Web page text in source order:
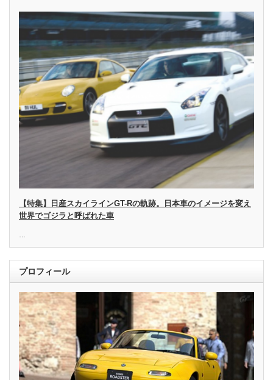
【特集】日産スカイラインGT-Rの軌跡。日本車のイメージを変え
世界でゴジラと呼ばれた車
プロフィール